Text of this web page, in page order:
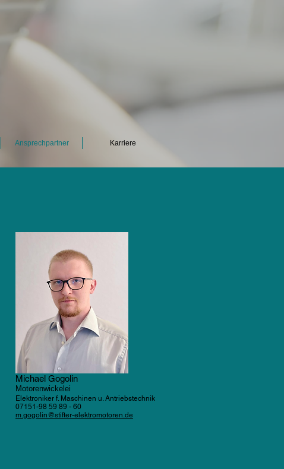
Ansprechpartner Karriere
Michael Gogolin
Motorenwickelei
Elektroniker f. Maschinen u. Antriebstechnik
07151-98 59 89 - 60
m.gogolin@stifter-elektromotoren.de